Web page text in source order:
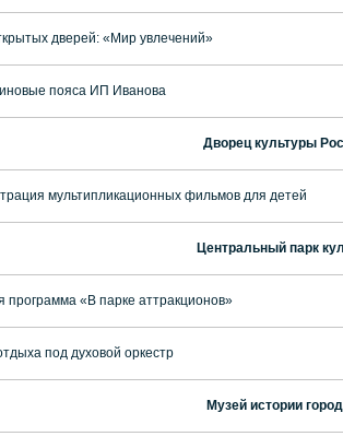
дверей: «Мир увлечений»
пояса ИП Иванова
Дворец культуры
мультипликационных фильмов для детей
Центральный парк
программа «В парке аттракционов»
под духовой оркестр
Музей истории